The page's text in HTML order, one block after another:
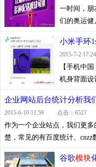
一时间，朋
们的奥运
小米手环
2015-7-2
【手机中
机身背面设
企业网站后台统计分析我
2015-6-10 11:59 点击：6527
作为一个企业站点，我们更
楚，常见的有百度统计、cnzz
谷歌模块